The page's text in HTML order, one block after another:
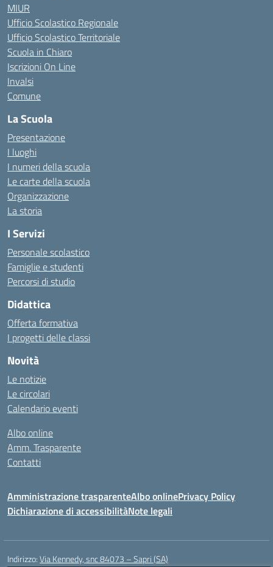
MIUR
Ufficio Scolastico Regionale
Ufficio Scolastico Territoriale
Scuola in Chiaro
Iscrizioni On Line
Invalsi
Comune
La Scuola
Presentazione
I luoghi
I numeri della scuola
Le carte della scuola
Organizzazione
La storia
I Servizi
Personale scolastico
Famiglie e studenti
Percorsi di studio
Didattica
Offerta formativa
I progetti delle classi
Novità
Le notizie
Le circolari
Calendario eventi
Albo online
Amm. Trasparente
Contatti
Amministrazione trasparenteAlbo onlinePrivacy Policy
Dichiarazione di accessibilitàNote legali
Indirizzo:Via Kennedy, snc 84073 – Sapri (SA)